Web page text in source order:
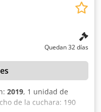
Quedan 32 días
2019, 1 unidad de
de la cuchara: 190